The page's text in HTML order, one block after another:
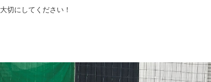
切にしてください！